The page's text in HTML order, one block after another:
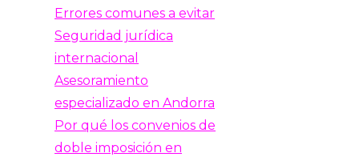
Errores comunes a evitar
Seguridad jurídica
internacional
Asesoramiento
especializado en Andorra
Por qué los convenios de
doble imposición en